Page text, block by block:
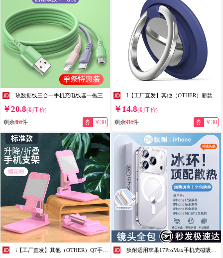
￥20.8(到手价)
剩余866件 券 ￥30
￥14.8(到手价)
剩余916件 券 ￥30